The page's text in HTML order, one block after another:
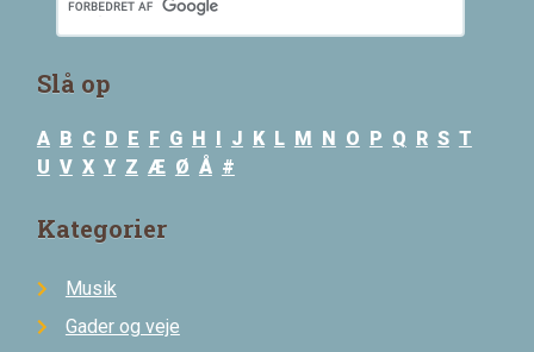
Slå op
A B C D E F G H J K L M N O P Q R S T
U V X Y Z Æ Ø Å #
Kategorier
Musik
Gader og veje